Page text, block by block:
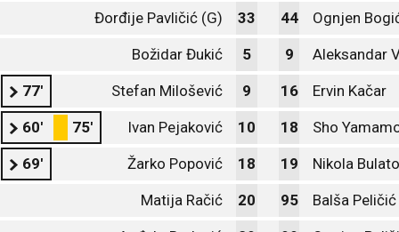
Đorđije Pavličić (G)
33 44 Ognjen
Božidar Đukić 5 9 Aleksandar
77' Stefan Milošević 9 16 Ervin Kačar
60' 75' Ivan Pejaković 10 18 Sho
69' Žarko Popović 18 19 Nikola
Matija Račić 20 95 Balša Peličić